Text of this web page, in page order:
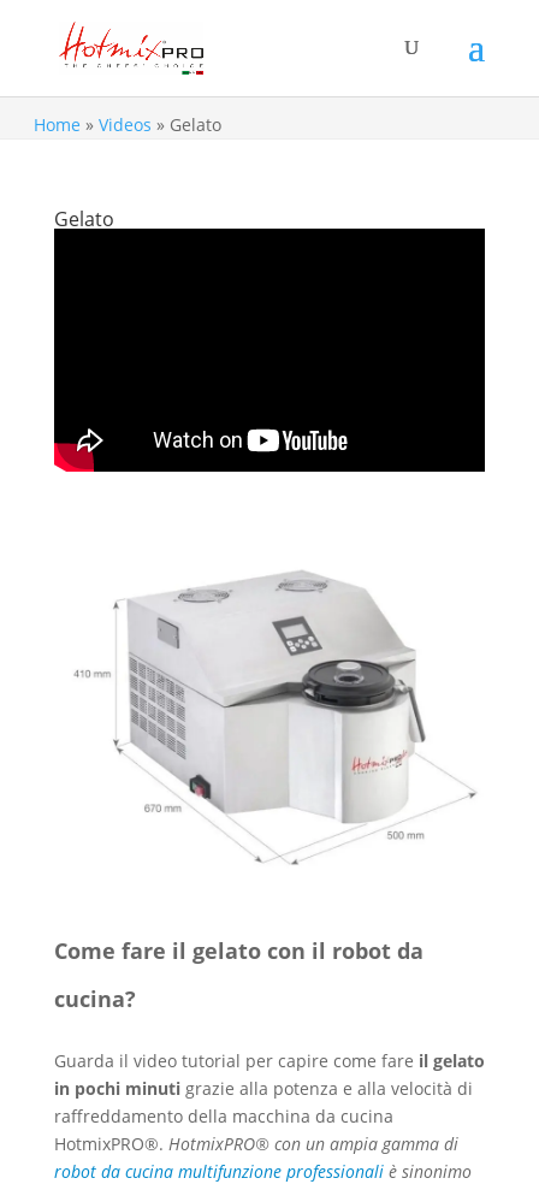
Home » Videos » Gelato
Gelato
Come fare il gelato con il robot da
cucina?
Guarda il video tutorial per capire come fare il gelato
in pochi minutigrazie alla potenza e alla velocità di
raffreddamento della macchina da cucina
HotmixPRO®. HotmixPRO® con un ampia gamma di
robot da cucina multifunzione professionaliè sinonimo